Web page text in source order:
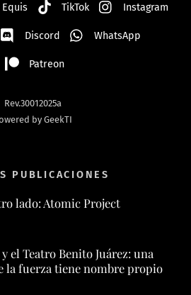
Equis TikTok Instagram
Discord WhatsApp
Patreon
Rev.30012025a
by GeekTI
PUBLICACIONES
lado: Atomic Project
el Teatro Benito Juárez: una
la fuerza tiene nombre propio